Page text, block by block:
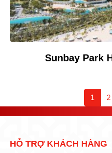
Sunbay Park
1 2
HỖ TRỢ KHÁCH HÀNG